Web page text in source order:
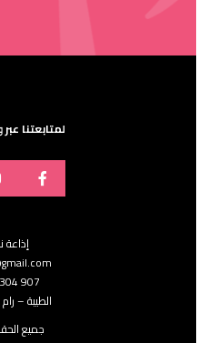
لمتابعتنا
إذاعة
907 304 566 970+
الطيبة –
جميع